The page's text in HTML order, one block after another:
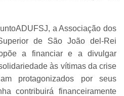
a Associação dos
de São João del-Rei
a financiar e a divulgar
às vítimas da crise
protagonizados por seus
contribuirá financeiramente